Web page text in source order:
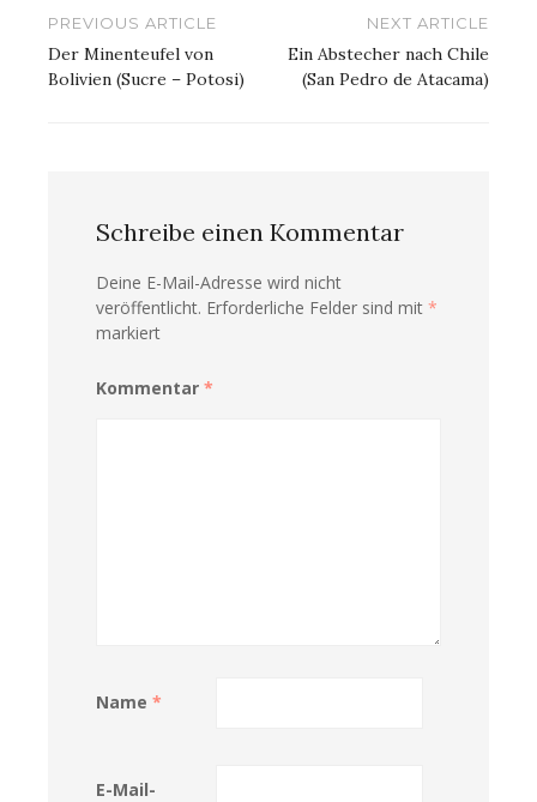
Beitragsnavigation
PREVIOUS ARTICLE
Der Minenteufel von
Bolivien (Sucre – Potosi)
NEXT ARTICLE
Ein Abstecher nach Chile
(San Pedro de Atacama)
Schreibe einen Kommentar
Deine E-Mail-Adresse wird nicht
veröffentlicht. Erforderliche Felder sind mit *
markiert
Kommentar *
Name *
E-Mail-